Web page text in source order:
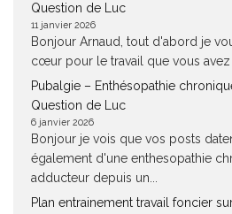
Question de Luc
11 janvier 2026
Bonjour Arnaud, tout d'abord je
cœur pour le travail que vous avez
Pubalgie – Enthésopathie
Question de Luc
6 janvier 2026
Bonjour je vois que vos posts
également d'une enthesopathie
adducteur depuis un...
Plan entrainement travail foncier